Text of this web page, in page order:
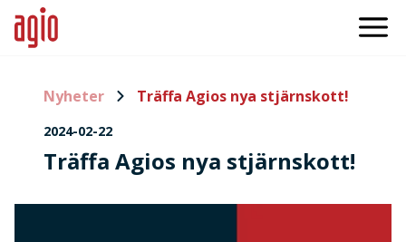
Nyheter Träffa Agios nya stjärnskott!
2024-02-22
Träffa Agios nya stjärnskott!